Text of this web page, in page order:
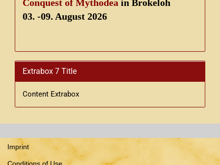
Conquest of Mythodea in Brokeloh
03. -09. August 2026
Extrabox 7 Title
Content Extrabox
Imprint